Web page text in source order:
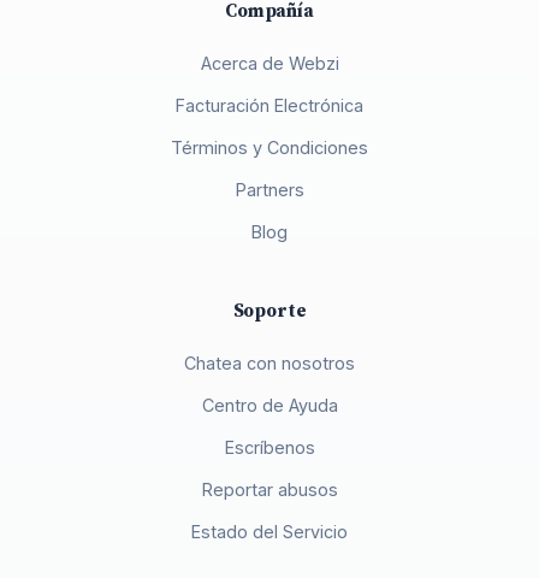
Compañía
Acerca de Webzi
Facturación Electrónica
Términos y Condiciones
Partners
Blog
Soporte
Chatea con nosotros
Centro de Ayuda
Escríbenos
Reportar abusos
Estado del Servicio